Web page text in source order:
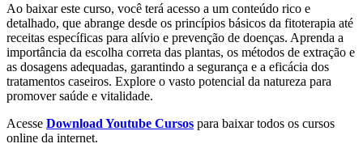
Ao baixar este curso, você terá acesso a um conteúdo rico e
detalhado, que abrange desde os princípios básicos da fitoterapia até
receitas específicas para alívio e prevenção de doenças. Aprenda a
importância da escolha correta das plantas, os métodos de extração e
as dosagens adequadas, garantindo a segurança e a eficácia dos
tratamentos caseiros. Explore o vasto potencial da natureza para
promover saúde e vitalidade.
Acesse Download Youtube Cursos para baixar todos os cursos
online da internet.